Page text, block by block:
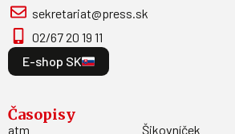
sekretariat@press.sk
02/67 20 19 11
E-shop SK
Časopisy
atm
Šikovníček